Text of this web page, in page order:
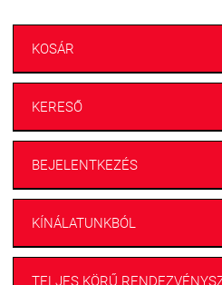
KOSÁR
KERESŐ
BEJELENTKEZÉS
KÍNÁLATUNKBÓL
TELJES KÖRŰ